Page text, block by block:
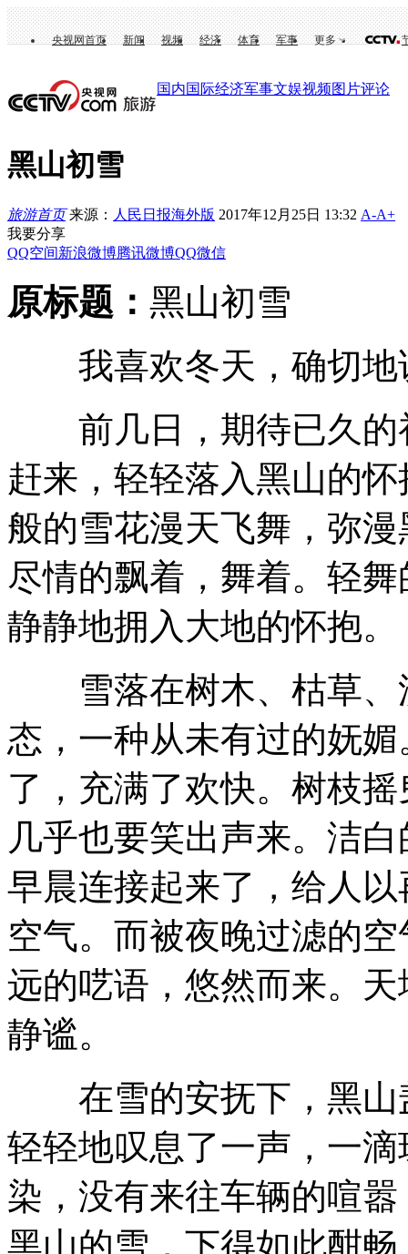
央视网首页 新闻 视频 经济 体育 军事 更多
国内国际经济军事文娱视频图片评论
黑山初雪
旅游首页 来源： 人民日报海外版 2017年12月25日 13:32 A-A+
我要分享
QQ空间新浪微博腾讯微博QQ微信
原标题： 黑山初雪
我喜欢冬天，确切地
前几日，期待已久的
赶来，轻轻落入黑山的
般的雪花漫天飞舞，弥
尽情的飘着，舞着。轻
静静地拥入大地的怀抱。
雪落在树木、枯草、
态，一种从未有过的妩
了，充满了欢快。树枝
几乎也要笑出声来。洁
早晨连接起来了，给人
空气。而被夜晚过滤的
远的呓语，悠然而来。
静谧。
在雪的安抚下，黑山
轻轻地叹息了一声，一
染，没有来往车辆的喧
黑山的雪，下得如此酣